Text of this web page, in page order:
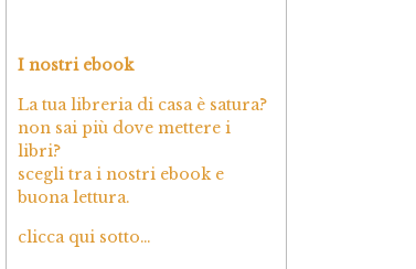
I nostri ebook
La tua libreria di casa è satura?
non sai più dove mettere i
libri?
scegli tra i nostri ebook e
buona lettura.
clicca qui sotto…